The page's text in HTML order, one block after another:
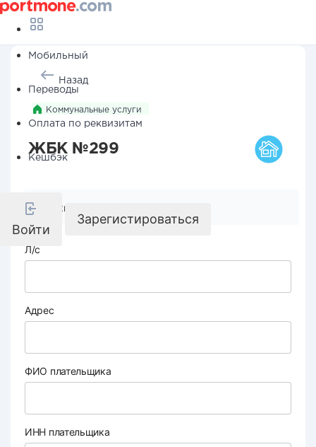
Мобильный
Переводы
Оплата по реквизитам
Кешбэк
Войти
Зарегистироваться
Назад
Коммунальные услуги
ЖБК №299
Реквизиты компании
Л/с
Адрес
ФИО плательщика
ИНН плательщика